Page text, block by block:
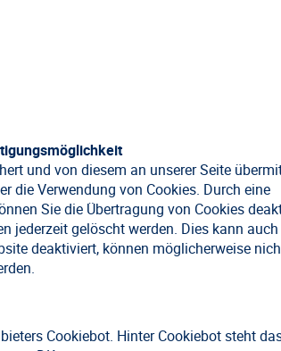
und von diesem an unserer Seite
die Verwendung von Cookies. Durch eine
Sie die Übertragung von Cookies
jederzeit gelöscht werden. Dies kann auch
deaktiviert, können möglicherweise
Cookiebot. Hinter Cookiebot steht